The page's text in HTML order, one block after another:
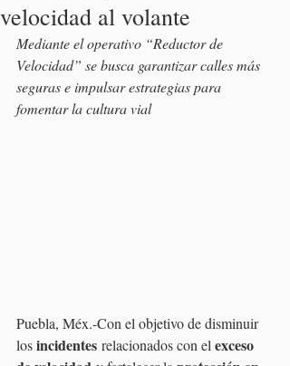
velocidad al volante
Mediante el operativo “Reductor de
Velocidad” se busca garantizar calles más
seguras e impulsar estrategias para
fomentar la cultura vial
Puebla, Méx.-Con el objetivo de disminuir
los incidentes relacionados con el exceso